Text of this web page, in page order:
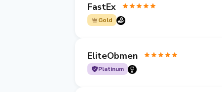
FastEx
Gold
EliteObmen
Platinum